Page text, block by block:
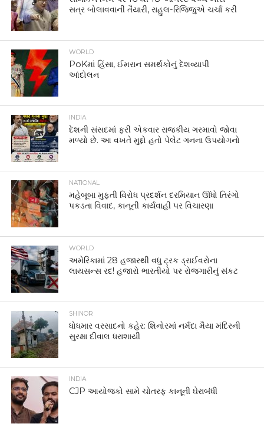
સત્ર બોલાવવાની તૈયારી, રાહુલ-રિજિજુએ ચર્ચા કરી
WORLD
PoKમાં હિંસા, ઈમરાન સમર્થકોનું દેશવ્યાપી
આંદોલન
INDIA
દેશની સંસદમાં ફરી એકવાર રાજકીય ગરમાવો જોવા
મળ્યો છે. આ વખતે મુદ્દો હતો પેલેટ ગનના ઉપયોગનો
NATIONAL
મહેબૂબા મુફ્તી વિરોધ પ્રદર્શન દરમિયાન ઊંધો તિરંગો
પકડતા વિવાદ, કાનૂની કાર્યવાહી પર વિચારણા
WORLD
અમેરિકામાં 28 હજારથી વધુ ટ્રક ડ્રાઈવરોના
લાયસન્સ રદ! હજારો ભારતીયો પર રોજગારીનું સંકટ
SHINOR
ધોધમાર વરસાદનો કહેર: શિનોરમાં નર્મદા મૈયા મંદિરની
સુરક્ષા દીવાલ ધરાશાયી
INDIA
CJP આયોજકો સામે ચોતરફ કાનૂની ઘેરાબંધી